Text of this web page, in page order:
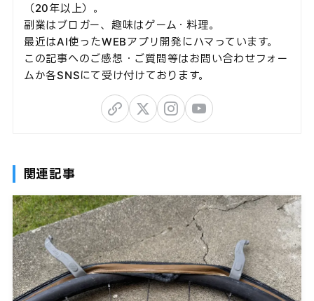
（20年以上）。
副業はブロガー、趣味はゲーム・料理。
最近はAI使ったWEBアプリ開発にハマっています。
この記事へのご感想・ご質問等はお問い合わせフォー
ムか各SNSにて受け付けております。
関連記事